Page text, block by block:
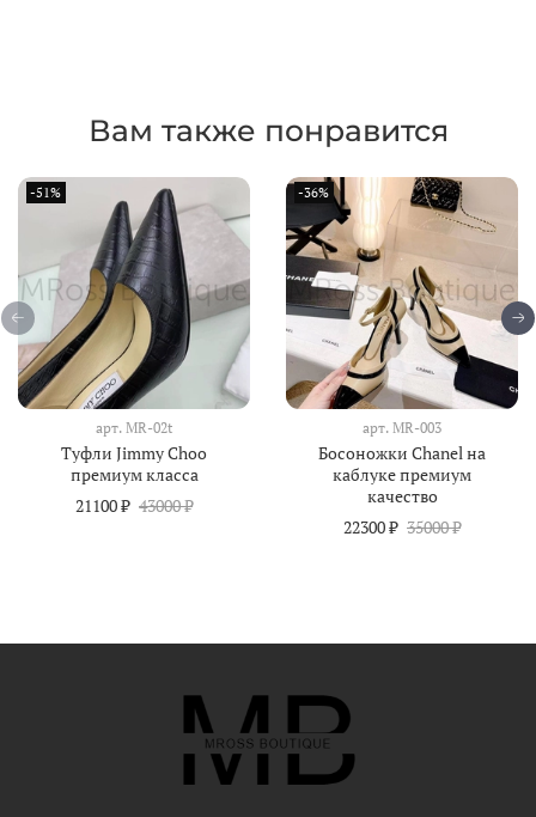
Вам также понравится
-51%
арт. MR-02t
Туфли Jimmy Choo
премиум класса
21100 ₽ 43000 ₽
-36%
арт. MR-003
Босоножки Chanel на
каблуке премиум
качество
22300 ₽ 35000 ₽